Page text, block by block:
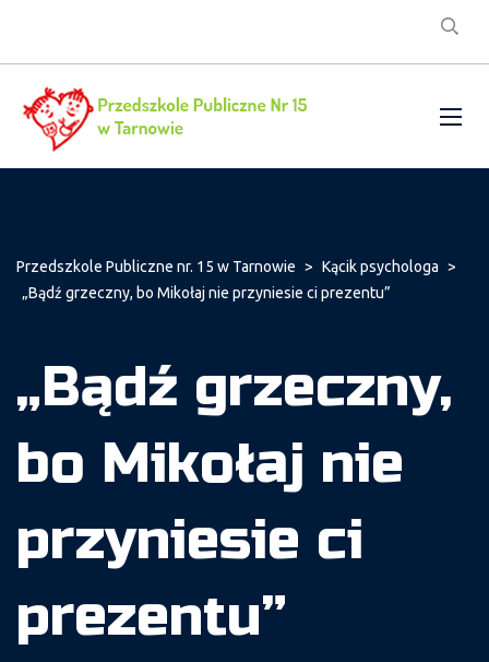
Przedszkole Publiczne nr. 15 w Tarnowie > Kącik psychologa >
„Bądź grzeczny, bo Mikołaj nie przyniesie ci prezentu”
„Bądź grzeczny,
bo Mikołaj nie
przyniesie ci
prezentu”